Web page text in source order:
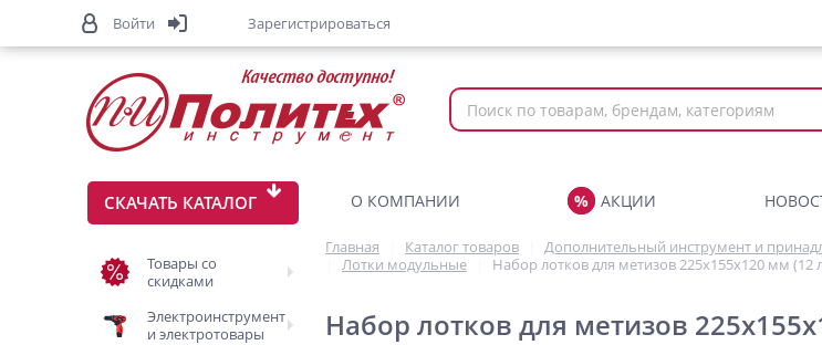
СКАЧАТЬ КАТАЛОГ
Товары со
скидками
Электроинструмент
и электротовары
О КОМПАНИИ АКЦИИ
Главная Каталог товаров Дополнительный инструмент и
Лотки модульные
Набор лотков для метизов 225х155х120 мм (12
Набор лотков для метизов
Войти Зарегистрироваться